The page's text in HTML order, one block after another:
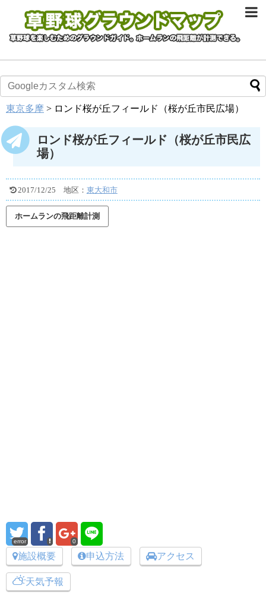
東京多摩 > ロンド桜が丘フィールド（桜が丘市民広場）
ロンド桜が丘フィールド（桜が丘市民広
場）
2017/12/25 地区： 東大和市
error 0
施設概要 申込方法 アクセス
天気予報